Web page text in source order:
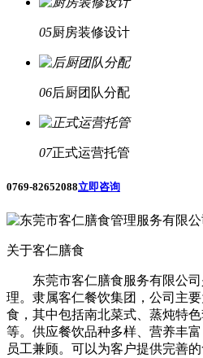
05厨房装修设计
06后厨团队分配
07正式运营托管
0769-82652088立即咨询
关于客仁膳食
东莞市客仁膳食服务有限公司
理。隶属客仁餐饮集团，公司主
食，其中包括南北菜式、蒸炖特
等。供应餐饮品种多样、营养丰
员工兼顾。可以为客户提供完善